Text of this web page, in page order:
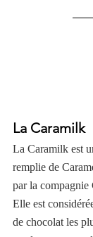
La Caramilk
La Caramilk est
remplie de
par la compagnie
Elle est
de chocolat les